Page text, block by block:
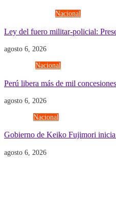
Nacional
Ley del fuero militar-policial:
agosto 6, 2026
Nacional
Perú libera más de mil
agosto 6, 2026
Nacional
Gobierno de Keiko Fujimori
agosto 6, 2026